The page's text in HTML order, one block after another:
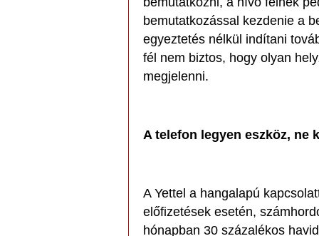
bemutatkozással kezdenie a
egyeztetés nélkül indítani
fél nem biztos, hogy olyan
megjelenni.
A telefon legyen eszköz, ne
A Yettel a hangalapú
előfizetések esetén,
hónapban 30 százalékos